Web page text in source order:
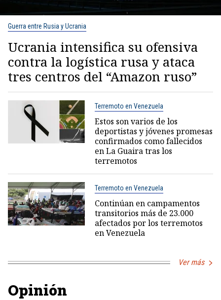
Guerra entre Rusia y Ucrania
Ucrania intensifica su ofensiva
contra la logística rusa y ataca
tres centros del “Amazon ruso”
Terremoto en Venezuela
Estos son varios de los
deportistas y jóvenes promesas
confirmados como fallecidos
en La Guaira tras los
terremotos
Terremoto en Venezuela
Continúan en campamentos
transitorios más de 23.000
afectados por los terremotos
en Venezuela
Ver más
Opinión